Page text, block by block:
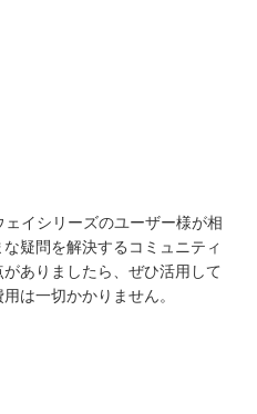
イシリーズのユーザー様が相
疑問を解決するコミュニティ
ありましたら、ぜひ活用して
は一切かかりません。